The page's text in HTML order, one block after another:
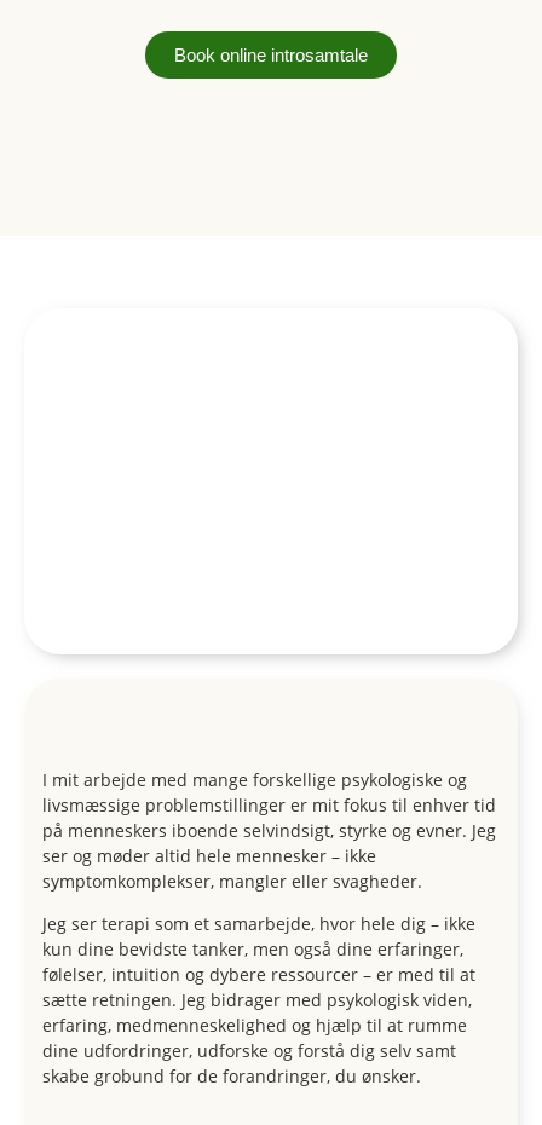
Book online introsamtale
I mit arbejde med mange forskellige psykologiske og
livsmæssige problemstillinger er mit fokus til enhver tid
på menneskers iboende selvindsigt, styrke og evner. Jeg
ser og møder altid hele mennesker – ikke
symptomkomplekser, mangler eller svagheder.
Jeg ser terapi som et samarbejde, hvor hele dig – ikke
kun dine bevidste tanker, men også dine erfaringer,
følelser, intuition og dybere ressourcer – er med til at
sætte retningen. Jeg bidrager med psykologisk viden,
erfaring, medmenneskelighed og hjælp til at rumme
dine udfordringer, udforske og forstå dig selv samt
skabe grobund for de forandringer, du ønsker.